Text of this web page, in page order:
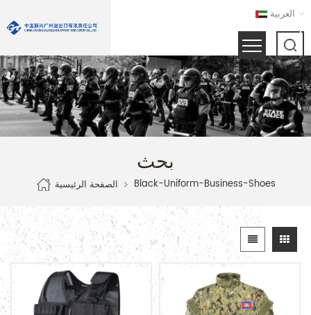
العربية
بحث
الصفحة الرئيسية Black-Uniform-Business-Shoes